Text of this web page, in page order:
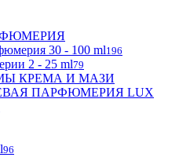
30 - 100 ml196
2 - 25 ml79
КРЕМА И МАЗИ
ПАРФЮМЕРИЯ LUX
96